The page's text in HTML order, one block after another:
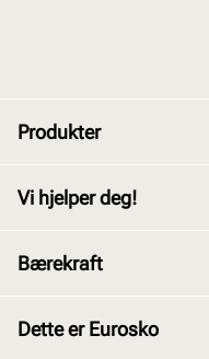
Produkter
Barn
Vi hjelper deg!
Kjøpsbetingelser
Bærekraft
Dette er Eurosko